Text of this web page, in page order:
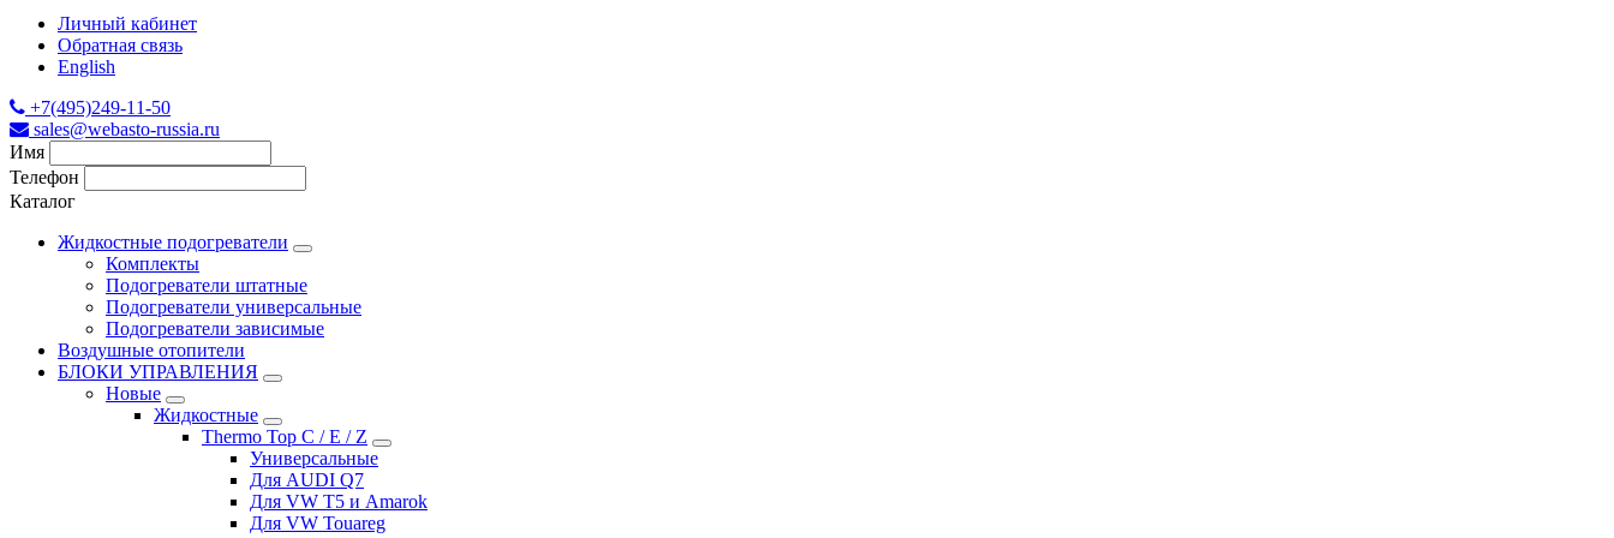
Личный кабинет
Обратная связь
English
+7(495)249-11-50
sales@webasto-russia.ru
Имя
Телефон
Каталог
Жидкостные подогреватели
Комплекты
Подогреватели штатные
Подогреватели универсальные
Подогреватели зависимые
Воздушные отопители
БЛОКИ УПРАВЛЕНИЯ
Новые
Жидкостные
Thermo Top C / E / Z
Универсальные
Для AUDI Q7
Для VW T5 и Amarok
Для VW Touareg